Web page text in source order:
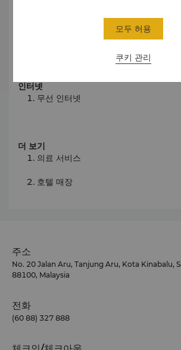
인터넷
무선 인터넷
더 보기
의료 서비스
호텔 매장
주소
No. 20 Jalan Aru, Tanjung Aru, Kota Kinabalu,
88100, Malaysia
전화
(60 88) 327 888
쿠키 관리
모두 허용